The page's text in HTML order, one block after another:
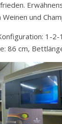
Weinen und
1-
86 cm,